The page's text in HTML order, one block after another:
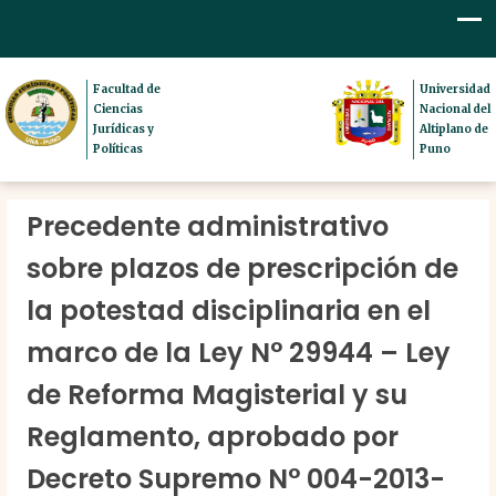
Facultad de
Ciencias
Jurídicas y
Políticas
Universidad
Nacional del
Altiplano de
Puno
Precedente administrativo
sobre plazos de prescripción de
la potestad disciplinaria en el
marco de la Ley N° 29944 – Ley
de Reforma Magisterial y su
Reglamento, aprobado por
Decreto Supremo N° 004-2013-